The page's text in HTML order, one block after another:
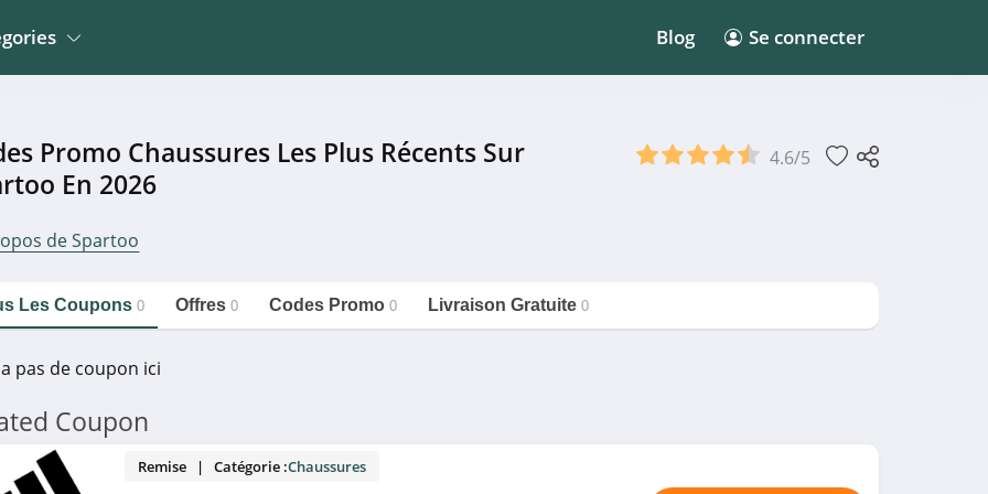
Suisse
Mobiliers
Electroménager
Montres, Bijoux Et
Et Occasions Développement Photos
Blog Se connecter
Promo Chaussures Les Plus Récents Sur
En 2026
4.6/5
de Spartoo
Les Coupons 0 Offres 0 Codes Promo 0 Livraison Gratuite 0
pas de coupon ici
Coupon
Remise | Catégorie :Chaussures